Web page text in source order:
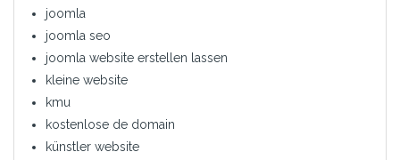
joomla
joomla seo
joomla website erstellen lassen
kleine website
kmu
kostenlose de domain
künstler website